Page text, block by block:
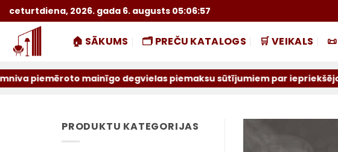
Skip
to
content
ceturtdiena, 2026. gada 6. augusts 05:06:58
🏠 SĀKUMS 🗂️ PREČU KATALOGS 🛒 VEIKALS
mainīgo degvielas piemaksu sūtījumiem par iepriekšējo
PRODUKTU KATEGORIJAS